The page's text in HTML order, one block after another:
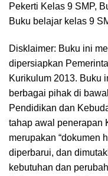
Pekerti Kelas 9 SMP,
Buku belajar kelas 9
Disklaimer: Buku ini
dipersiapkan
Kurikulum 2013. Buku
berbagai pihak di
Pendidikan dan
tahap awal penerapan
merupakan “dokumen
diperbarui, dan
kebutuhan dan